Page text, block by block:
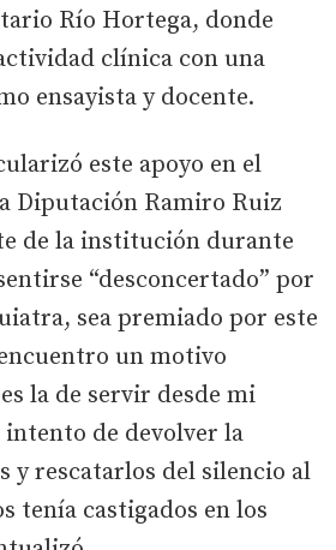
Río Hortega, donde
clínica con una
ensayista y docente.
este apoyo en el
Diputación Ramiro Ruiz
de la institución durante
“desconcertado” por
sea premiado por este
un motivo
la de servir desde mi
de devolver la
y rescatarlos del silencio al
tenía castigados en los